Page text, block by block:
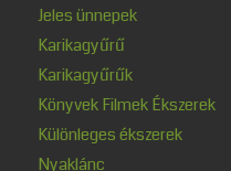
Jeles ünnepek
Karikagyűrű
Karikagyűrűk
Könyvek Filmek Ékszerek
Különleges ékszerek
Nyaklánc